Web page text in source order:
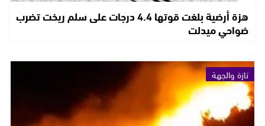
هزة أرضية بلغت قوتها 4.4 درجات على سلم ريخت تضرب
ضواحي ميدلت
تازة والجهة